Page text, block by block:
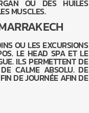
OU DES HUILES
MUSCLES.
OU LES EXCURSIONS
LE HEAD SPA ET LE
ILS PERMETTENT DE
CALME ABSOLU. DE
DE JOURNÉE AFIN DE